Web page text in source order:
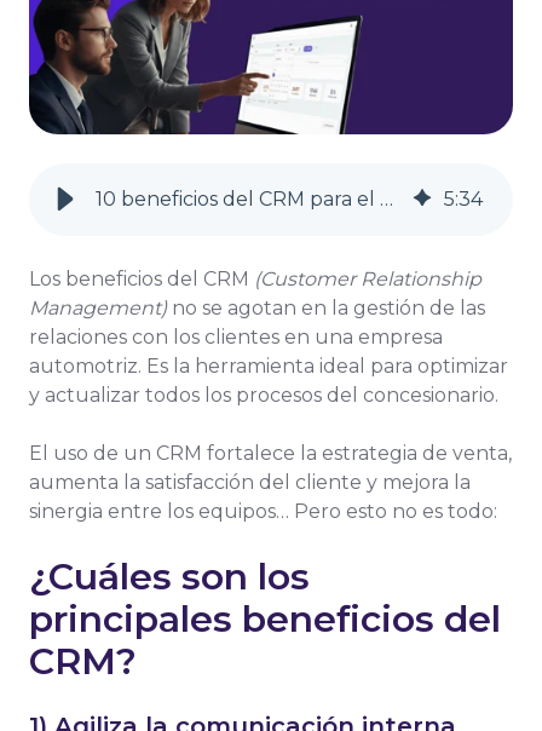
10 beneficios del CRM para el concesionario 5:34
Los beneficios del CRM (Customer Relationship
Management)no se agotan en la gestión de las
relaciones con los clientes en una empresa
automotriz. Es la herramienta ideal para optimizar
y actualizar todos los procesos del concesionario.
El uso de un CRM fortalece la estrategia de venta,
aumenta la satisfacción del cliente y mejora la
sinergia entre los equipos… Pero esto no es todo:
¿Cuáles son los
principales beneficios del
CRM?